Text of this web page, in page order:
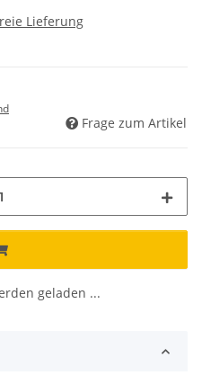
Lieferung
Frage zum Artikel
geladen ...